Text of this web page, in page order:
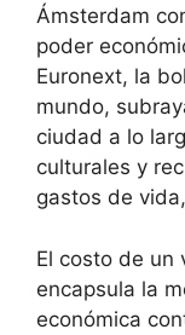
Ámsterdam
poder
Euronext, la
mundo,
ciudad a lo
culturales y
gastos de
El costo de un
encapsula la
económica